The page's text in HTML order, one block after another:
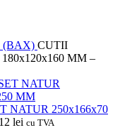
(BAX) CUTII
MM –
NATUR 250x166x70
lei cu TVA